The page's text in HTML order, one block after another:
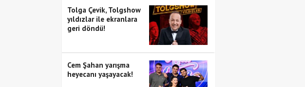
Tolga Çevik, Tolgshow
yıldızlar ile ekranlara
geri döndü!
Cem Şahan yarışma
heyecanı yaşayacak!